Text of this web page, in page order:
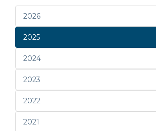
2026
2025
2024
2023
2022
2021